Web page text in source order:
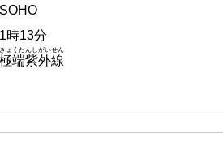
SOHO
1時13分
極端紫外線
きょくたんしがいせん